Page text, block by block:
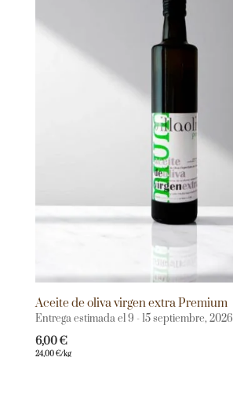
Aceite de oliva virgen extra Premium
Entrega estimada el 9 - 15 septiembre, 2026
6,00€
24,00€/kg